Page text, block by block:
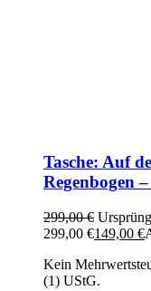
Tasche: Auf
Regenbogen
299,00€
299,00 €149,00 €
Kein
(1) UStG.